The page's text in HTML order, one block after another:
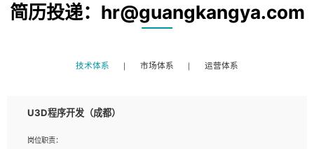
简历投递：hr@guangkangya.com
技术体系 市场体系 运营体系
U3D程序开发（成都）
岗位职责：